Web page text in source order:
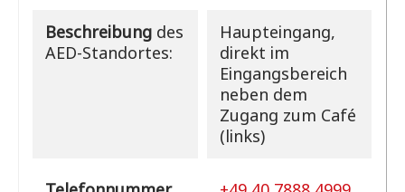
Beschreibungdes
AED-Standortes:
Haupteingang,
direkt im
Eingangsbereich
neben dem
Zugang zum Café
(links)